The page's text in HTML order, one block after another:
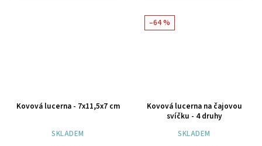
Kovová lucerna - 7x11,5x7 cm
SKLADEM
–64 %
Kovová lucerna na čajovou
svíčku - 4 druhy
SKLADEM